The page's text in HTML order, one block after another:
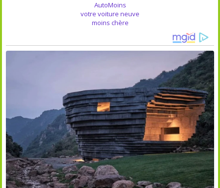
AutoMoins
votre voiture neuve
moins chère